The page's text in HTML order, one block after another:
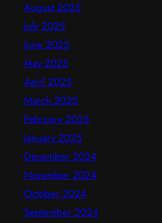
August 2025
July 2025
June 2025
May 2025
April 2025
March 2025
February 2025
January 2025
December 2024
November 2024
October 2024
September 2024